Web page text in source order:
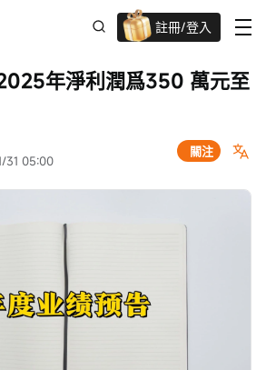
註冊/登入
高達過千蚊獎賞
31 05:00
關注
年淨利潤爲350 萬元至